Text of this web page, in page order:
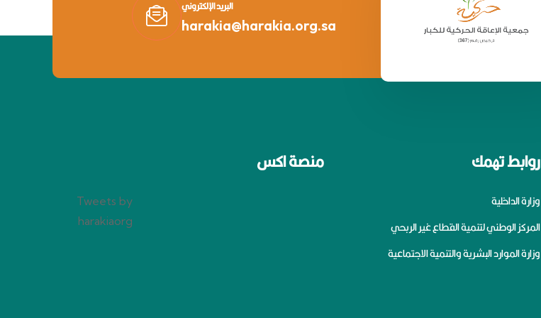
البريد الإلكتروني
harakia@harakia.org.sa
روابط تهمك
وزارة الداخلية
المركز الوطني لتنمية القطاع غير الربحي
وزارة الموارد البشرية والتنمية الاجتماعية
منصة اكس
Tweets by
harakiaorg